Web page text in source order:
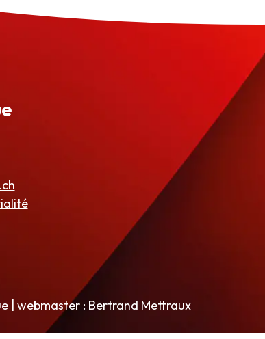
| webmaster : Bertrand Mettraux